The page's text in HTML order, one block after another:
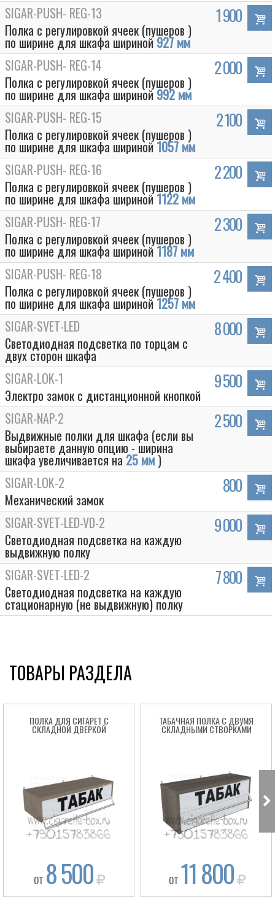
SIGAR-PUSH- REG-13
Полка с регулировкой ячеек (пушеров )
по ширине для шкафа шириной927 мм
1 900
SIGAR-PUSH- REG-14
Полка с регулировкой ячеек (пушеров )
по ширине для шкафа шириной992 мм
2 000
SIGAR-PUSH- REG-15
Полка с регулировкой ячеек (пушеров )
по ширине для шкафа шириной1057 мм
2 100
SIGAR-PUSH- REG-16
Полка с регулировкой ячеек (пушеров )
по ширине для шкафа шириной1122 мм
2 200
SIGAR-PUSH- REG-17
Полка с регулировкой ячеек (пушеров )
по ширине для шкафа шириной1187 мм
2 300
SIGAR-PUSH- REG-18
Полка с регулировкой ячеек (пушеров )
по ширине для шкафа шириной1257 мм
2 400
SIGAR-SVET-LED
Светодиодная подсветка по торцам с
двух сторон шкафа
8 000
SIGAR-LOK-1
Электро замок с дистанционной кнопкой
9 500
SIGAR-NAP-2
Выдвижные полки для шкафа (если вы
выбираете данную опцию - ширина
шкафа увеличивается на 25 мм )
2 500
SIGAR-LOK-2
Механический замок
800
SIGAR-SVET-LED-VD-2
Светодиодная подсветка на каждую
выдвижную полку
9 000
SIGAR-SVET-LED-2
Светодиодная подсветка на каждую
стационарную (не выдвижную) полку
7 800
ТОВАРЫ РАЗДЕЛА
ПОЛКА ДЛЯ СИГАРЕТ С
СКЛАДНОЙ ДВЕРКОЙ
ОТ 8 500
ТАБАЧНАЯ ПОЛКА С ДВУМЯ
СКЛАДНЫМИ СТВОРКАМИ
ОТ 11 800